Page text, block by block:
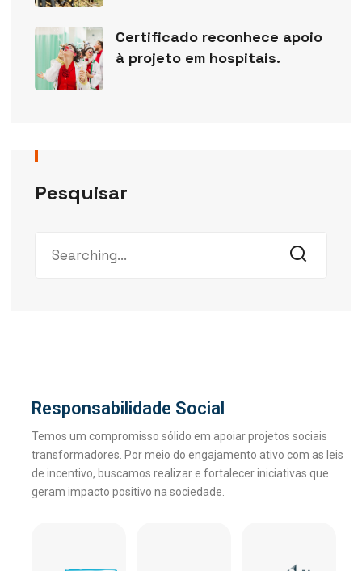
Certificado reconhece apoio
à projeto em hospitais.
Pesquisar
Responsabilidade Social
Temos um compromisso sólido em apoiar projetos sociais
transformadores. Por meio do engajamento ativo com as leis
de incentivo, buscamos realizar e fortalecer iniciativas que
geram impacto positivo na sociedade.